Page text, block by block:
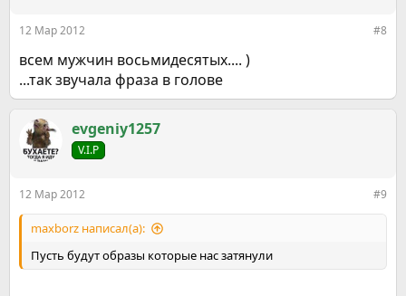
12 Мар 2012 #8
всем мужчин восьмидесятых.... )
...так звучала фраза в голове
evgeniy1257
V.I.P
12 Мар 2012 #9
maxborz написал(а):
Пусть будут образы которые нас затянули